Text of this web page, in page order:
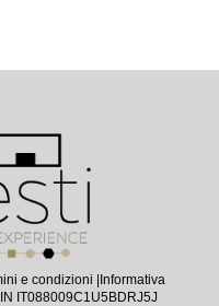
e condizioni |Informativa
IT088009C1U5BDRJ5J